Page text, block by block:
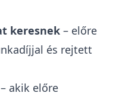
keresnek – előre
és rejtett
– akik előre